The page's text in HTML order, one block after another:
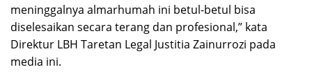
meninggalnya almarhumah ini betul-betul bisa
diselesaikan secara terang dan profesional,” kata
Direktur LBH Taretan Legal Justitia Zainurrozi pada
media ini.